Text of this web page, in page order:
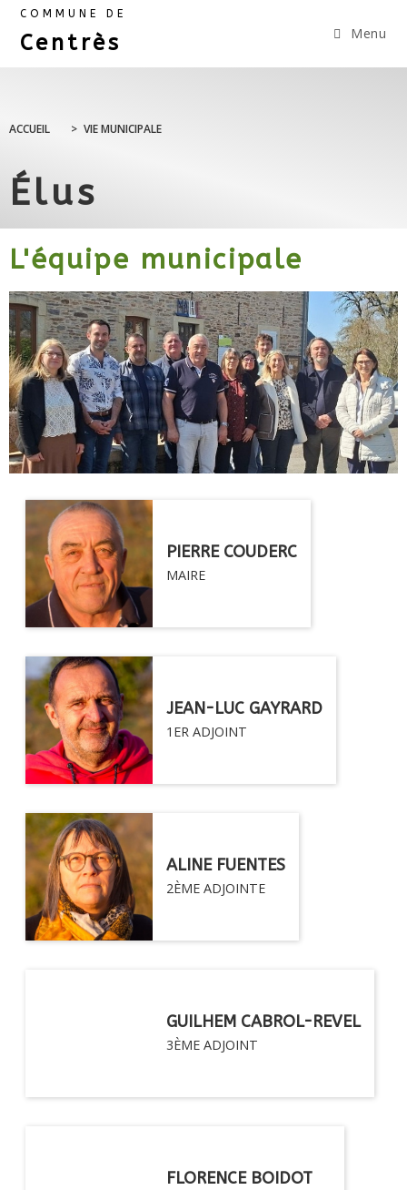
COMMUNE DE
Centrès Menu
ACCUEIL > VIE MUNICIPALE
Élus
L'équipe municipale
PIERRE COUDERC
MAIRE
JEAN-LUC GAYRARD
1ER ADJOINT
ALINE FUENTES
2ÈME ADJOINTE
GUILHEM CABROL-REVEL
3ÈME ADJOINT
FLORENCE BOIDOT